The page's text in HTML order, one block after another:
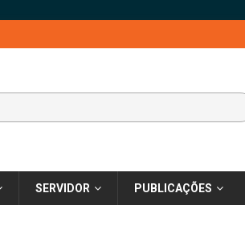
SERVIDOR PUBLICAÇÕES